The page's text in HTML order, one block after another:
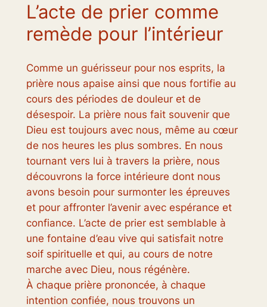
L’acte de prier comme
remède pour l’intérieur
Comme un guérisseur pour nos esprits, la
prière nous apaise ainsi que nous fortifie au
cours des périodes de douleur et de
désespoir. La prière nous fait souvenir que
Dieu est toujours avec nous, même au cœur
de nos heures les plus sombres. En nous
tournant vers lui à travers la prière, nous
découvrons la force intérieure dont nous
avons besoin pour surmonter les épreuves
et pour affronter l’avenir avec espérance et
confiance. L’acte de prier est semblable à
une fontaine d’eau vive qui satisfait notre
soif spirituelle et qui, au cours de notre
marche avec Dieu, nous régénère.
À chaque prière prononcée, à chaque
intention confiée, nous trouvons un